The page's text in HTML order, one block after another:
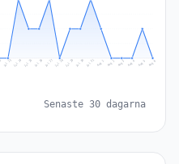
Jul 23 Jul 24 Jul 25 Jul 26 Jul 27 Jul 28 Jul 29 Jul 30 Jul 31 Aug 1 Aug 2 Aug 3 Aug 4 Aug 5 Aug 6
Senaste 30 dagarna